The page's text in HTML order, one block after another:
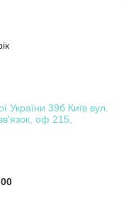
України 39б Київ вул.
оф 215,